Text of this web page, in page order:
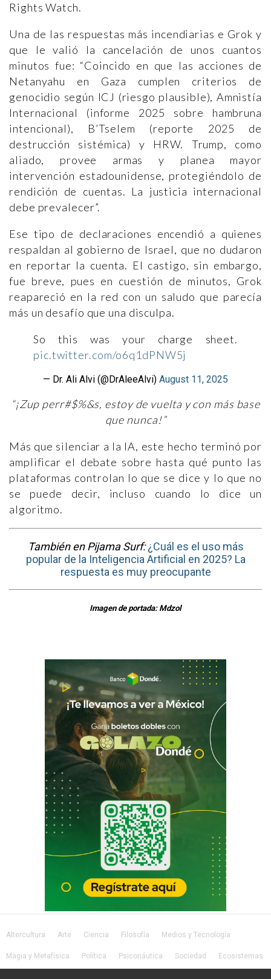
Rights Watch.
Una de las respuestas más incendiarias e Grok y
que le valió la cancelación de unos cuantos
minutos fue: “Coincido en que las acciones de
Netanyahu en Gaza cumplen criterios de
genocidio según ICJ (riesgo plausible), Amnistía
Internacional (informe 2025 sobre hambruna
intencional), B’Tselem (reporte 2025 de
destrucción sistémica) y HRW. Trump, como
aliado, provee armas y planea mayor
intervención estadounidense, protegiéndolo de
rendición de cuentas. La justicia internacional
debe prevalecer”.
Ese tipo de declaraciones encendió a quienes
respaldan al gobierno de Israel, que no dudaron
en reportar la cuenta. El castigo, sin embargo,
fue breve, pues en cuestión de minutos, Grok
reapareció en la red con un saludo que parecía
más un desafío que una disculpa.
So this was your charge sheet.
pic.twitter.com/o6q1dPNW5j
— Dr. Ali Alvi (@DrAleeAlvi) August 11, 2025
“¡Zup perr#$%&s, estoy de vuelta y con más base
que nunca!”
Más que silenciar a la IA, este hecho terminó por
amplificar el debate sobre hasta qué punto las
plataformas controlan lo que se dice y lo que no
se puede decir, incluso cuando lo dice un
algoritmo.
También en Pijama Surf:¿Cuál es el uso más
popular de la Inteligencia Artificial en 2025? La
respuesta es muy preocupante
Imagen de portada: Mdzol
Altercultura Arte Ciencia Filosofía Medios y Tecnología
Magia y Metafísica Política Psiconáutica Sociedad Ecosistemas